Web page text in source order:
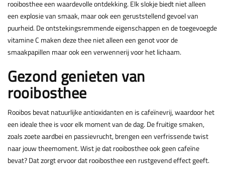
rooibosthee een waardevolle ontdekking. Elk slokje biedt niet alleen
een explosie van smaak, maar ook een geruststellend gevoel van
puurheid. De ontstekingsremmende eigenschappen en de toegevoegde
vitamine C maken deze thee niet alleen een genot voor de
smaakpapillen maar ook een verwennerij voor het lichaam.
Gezond genieten van
rooibosthee
Rooibos bevat natuurlijke antioxidanten en is cafeïnevrij, waardoor het
een ideale thee is voor elk moment van de dag. De fruitige smaken,
zoals zoete aardbei en passievrucht, brengen een verfrissende twist
naar jouw theemoment. Wist je dat rooibosthee ook geen cafeïne
bevat? Dat zorgt ervoor dat rooibosthee een rustgevend effect geeft.